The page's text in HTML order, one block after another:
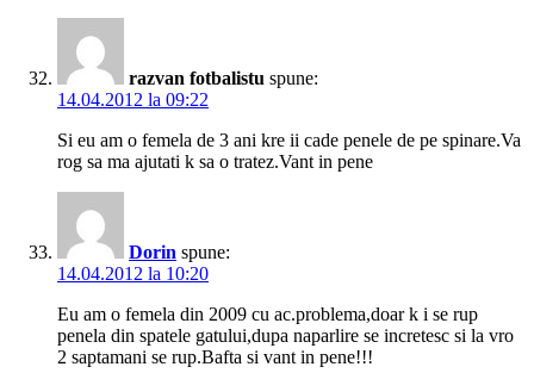
razvan fotbalistu spune:
14.04.2012 la 09:22
Si eu am o femela de 3 ani kre ii cade penele de pe spinare.Va
rog sa ma ajutati k sa o tratez.Vant in pene
Dorin spune:
14.04.2012 la 10:20
Eu am o femela din 2009 cu ac.problema,doar k i se rup
penela din spatele gatului,dupa naparlire se incretesc si la vro
2 saptamani se rup.Bafta si vant in pene!!!